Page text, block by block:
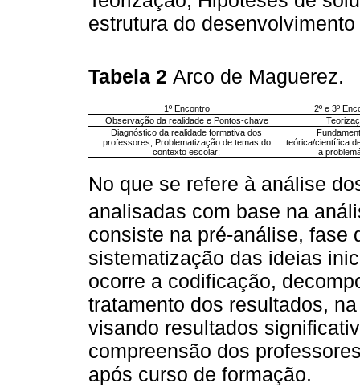
estrutura do
Tabela 2 Arco de Maguerez.
1º Encontro
2º e 3º
Observação da realidade e Pontos-chave
Diagnóstico da realidade formativa dos
professores; Problematização de temas do
contexto escolar;
teórica/científica
a
No que se refere à análise
analisadas com base na
consiste na pré-análise, fase
sistematização das ideias
ocorre a codificação,
tratamento dos resultados,
visando resultados
compreensão dos
após curso de formação.